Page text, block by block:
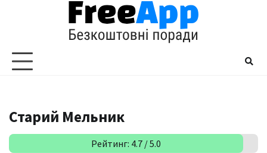
Старий Мельник
Рейтинг: 4.7 / 5.0